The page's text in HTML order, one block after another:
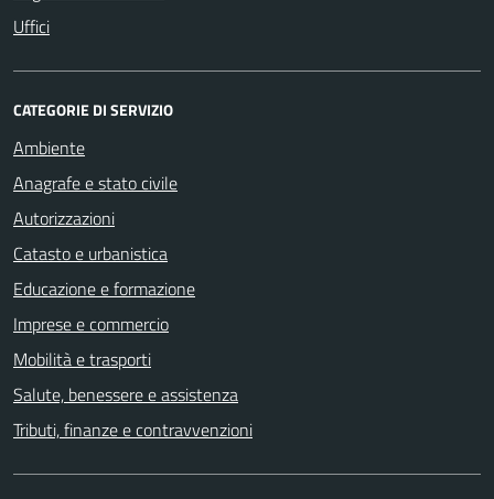
Uffici
CATEGORIE DI SERVIZIO
Ambiente
Anagrafe e stato civile
Autorizzazioni
Catasto e urbanistica
Educazione e formazione
Imprese e commercio
Mobilità e trasporti
Salute, benessere e assistenza
Tributi, finanze e contravvenzioni